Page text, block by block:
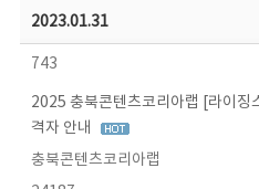
2023.01.31
743
2025 충북콘텐츠코리아랩 [라이징
격자 안내
충북콘텐츠코리아랩